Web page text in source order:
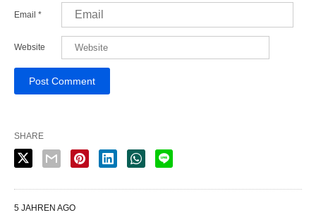
Email *
Website
SHARE
5 JAHREN AGO